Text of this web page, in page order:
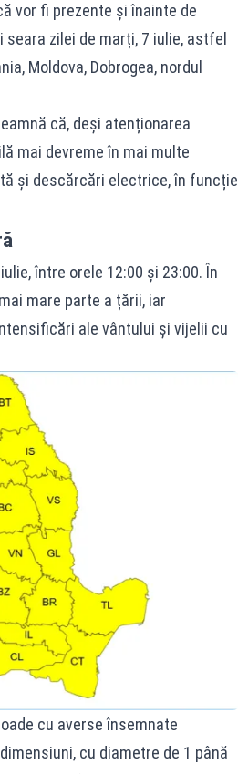
vor fi prezente și înainte de
zilei de marți, 7 iulie, astfel
Moldova, Dobrogea, nordul
că, deși atenționarea
mai devreme în mai multe
și descărcări electrice, în funcție
între orele 12:00 și 23:00. În
mare parte a țării, iar
ale vântului și vijelii cu
cu averse însemnate
cu diametre de 1 până